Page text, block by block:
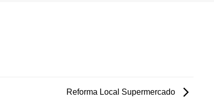
Reforma Local Supermercado